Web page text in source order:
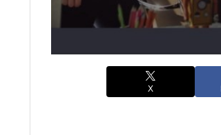
X